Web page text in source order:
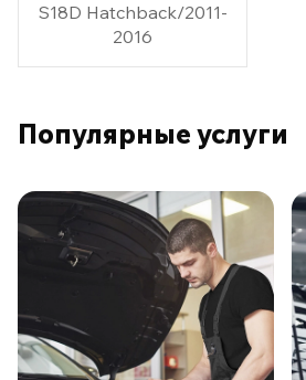
S18D Hatchback/2011-
2016
Популярные услуги